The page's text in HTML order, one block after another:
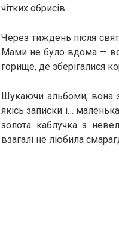
чітких обрисів.
Через тиждень після
Мами не було вдома —
горище, де зберігалися
Шукаючи альбоми, вона
якісь записки і…
золота каблучка з
взагалі не любила